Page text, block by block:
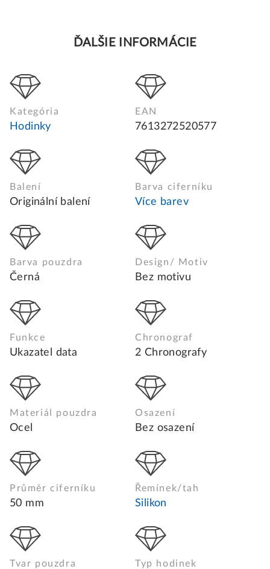
ĎALŠIE INFORMÁCIE
Kategória
Hodinky
EAN
7613272520577
Balení
Originální balení
Barva ciferníku
Více barev
Barva pouzdra
Černá
Design/ Motiv
Bez motivu
Funkce
Ukazatel data
Chronograf
2 Chronografy
Materiál pouzdra
Ocel
Osazení
Bez osazení
Průměr ciferníku
50 mm
Řemínek/tah
Silikon
Tvar pouzdra Typ hodinek